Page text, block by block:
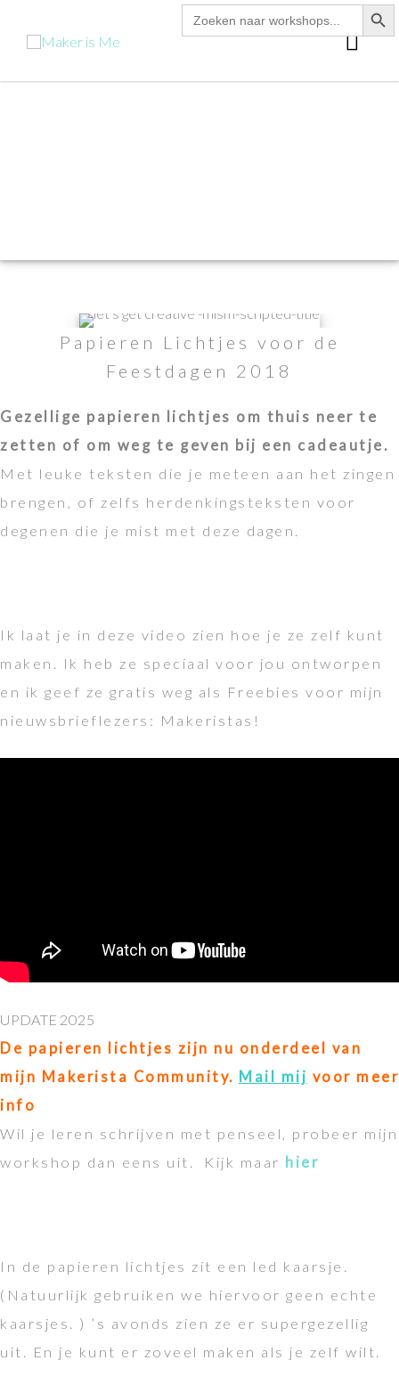
Zoek
naar:
Papieren Lichtjes voor de
Feestdagen 2018
Gezellige papieren lichtjes om thuis neer te
zetten of om weg te geven bij een cadeautje.
Met leuke teksten die je meteen aan het zingen
brengen, of zelfs herdenkingsteksten voor
degenen die je mist met deze dagen.
Ik laat je in deze video zien hoe je ze zelf kunt
maken. Ik heb ze speciaal voor jou ontworpen
en ik geef ze gratis weg als Freebies voor mijn
nieuwsbrieflezers: Makeristas!
UPDATE 2025
De papieren lichtjes zijn nu onderdeel van
mijn Makerista Community. Mail mij voor meer
info
Wil je leren schrijven met penseel, probeer mijn
workshop dan eens uit. Kijk maar hier
In de papieren lichtjes zit een led kaarsje.
(Natuurlijk gebruiken we hiervoor geen echte
kaarsjes. ) ’s avonds zien ze er supergezellig
uit. En je kunt er zoveel maken als je zelf wilt.